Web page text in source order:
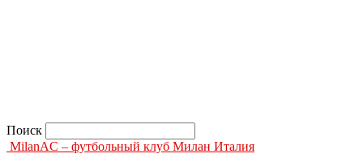
Поиск
MilanAC – футбольный клуб Милан Италия